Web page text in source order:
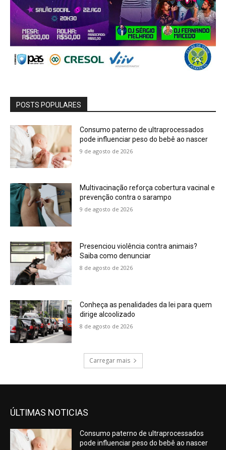
POSTS POPULARES
Consumo paterno de ultraprocessados
pode influenciar peso do bebê ao nascer
9 de agosto de 2026
Multivacinação reforça cobertura vacinal e
prevenção contra o sarampo
9 de agosto de 2026
Presenciou violência contra animais?
Saiba como denunciar
8 de agosto de 2026
Conheça as penalidades da lei para quem
dirige alcoolizado
8 de agosto de 2026
Carregar mais
ÚLTIMAS NOTICIAS
Consumo paterno de ultraprocessados
pode influenciar peso do bebê ao nascer